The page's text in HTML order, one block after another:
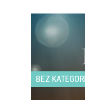
BEZ